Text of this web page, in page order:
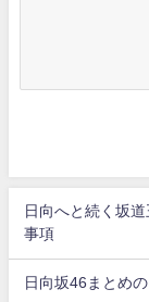
日向へと続く坂
事項
日向坂46まとめ